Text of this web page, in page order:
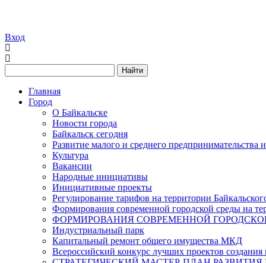
Вход
Найти
Главная
Город
О Байкальске
Новости города
Байкальск сегодня
Развитие малого и среднего предпринимательства
Культура
Вакансии
Народные инициативы
Инициативные проекты
Регулирование тарифов на территории
Формирования современной городской среды на
ФОРМИРОВАНИЯ СОВРЕМЕННОЙ
Индустриальный парк
Капитальный ремонт общего имущества МКД
Всероссийский конкурс лучших проектов